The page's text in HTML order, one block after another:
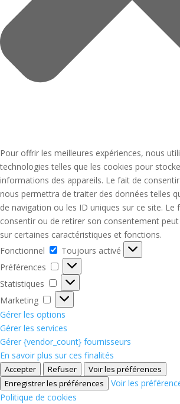
Pour offrir les meilleures expériences, nous
technologies telles que les cookies pour
informations des appareils. Le fait de
nous permettra de traiter des données telles
de navigation ou les ID uniques sur ce site. Le
consentir ou de retirer son consentement
sur certaines caractéristiques et fonctions.
Fonctionnel
Fonctionnel
Toujours activé
Préférences
Préférences
Statistiques
Statistiques
Marketing
Marketing
Gérer les options
Gérer les services
Gérer {vendor_count} fournisseurs
En savoir plus sur ces finalités
Accepter Refuser
Voir les préférences
Enregistrer les préférences
Voir les
Politique de cookies